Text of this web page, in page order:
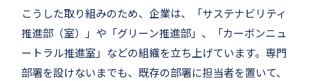
こうした取り組みのため、企業は、「サステナビリティ
推進部（室）」や「グリーン推進部」、「カーボンニュ
ートラル推進室」などの組織を立ち上げています。専門
部署を設けないまでも、既存の部署に担当者を置いて、